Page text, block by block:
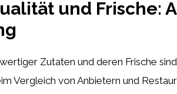
und Frische:
Zutaten und deren Frische
Vergleich von Anbietern und